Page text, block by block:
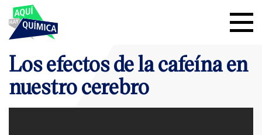
Los efectos de la cafeína en
nuestro cerebro